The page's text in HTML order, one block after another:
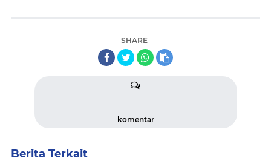
SHARE
komentar
Berita Terkait